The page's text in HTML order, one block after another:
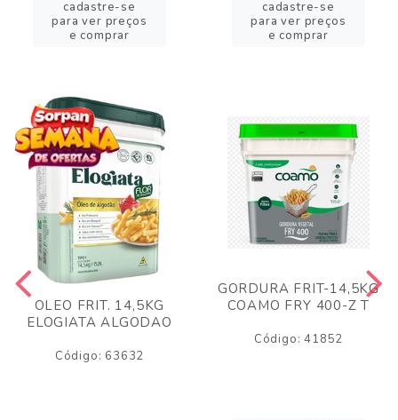
cadastre-se
para ver preços
e comprar
cadastre-se
para ver preços
e comprar
OLEO FRIT. 14,5KG
ELOGIATA ALGODAO
Código: 63632
GORDURA FRIT-14,5KG
COAMO FRY 400-Z T
Código: 41852